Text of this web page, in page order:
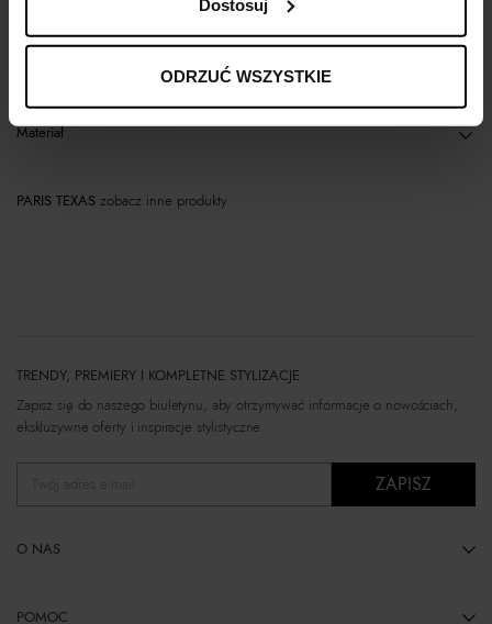
Dostosuj
ODRZUĆ WSZYSTKIE
Materiał
PARIS TEXAS zobacz inne produkty
TRENDY, PREMIERY I KOMPLETNE STYLIZACJE
Zapisz się do naszego biuletynu, aby otrzymywać informacje o nowościach,
ekskluzywne oferty i inspiracje stylistyczne.
ZAPISZ
O NAS
POMOC